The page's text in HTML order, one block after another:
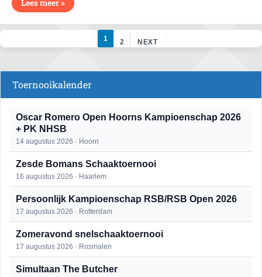
Lees meer >
1 2 NEXT
Toernooikalender
Oscar Romero Open Hoorns Kampioenschap 2026
+ PK NHSB
14 augustus 2026 · Hoorn
Zesde Bomans Schaaktoernooi
16 augustus 2026 · Haarlem
Persoonlijk Kampioenschap RSB/RSB Open 2026
17 augustus 2026 · Rotterdam
Zomeravond snelschaaktoernooi
17 augustus 2026 · Rosmalen
Simultaan The Butcher